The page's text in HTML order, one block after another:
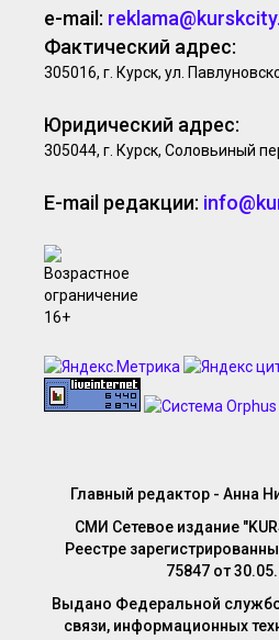
e-mail:
Фактический адрес:
305016, г. Курск, ул.
Юридический адрес:
305044, г. Курск, Соловьиный
E-mail редакции:
Главный редактор - Анна
СМИ Сетевое издание
Реестре
75847 от
Выдано Федеральной
связи, информационных